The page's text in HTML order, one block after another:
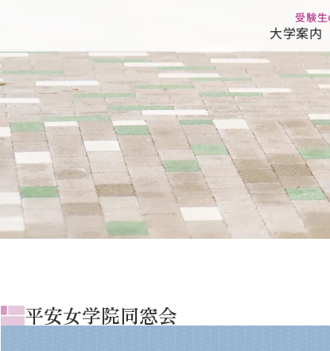
受験
大学案内
平安女学院同窓会